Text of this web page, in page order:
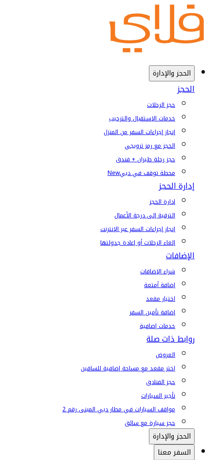
الحجز والإدارة
الحجز
حجز الرحلات
خدمات الإستقبال والترحيب
إنجاز إجراءات السفر من المنزل
الحجز مع رمز ترويجي
حجز رحلة طيران + فندق
محطة توقف في دبيNew
إدارة الحجز
إدارة الحجز
الترقية إلى درجة الأعمال
إنجاز إجراءات السفر عبر الإنترنت
إلغاء الرحلات أو إعادة جدولتها
الإضافات
شراء الإضافات
إضافة أمتعة
اختيار مقعد
إضافة تأمين السفر
خدمات إضافية
روابط ذات صلة
العروض
اختر مقعد مع مساحة إضافية للساقين
حجز الفنادق
تأجير السيارات
مواقف السيارات في مطار دبي المبنى رقم 2
حجز سيارة مع سائق
الحجز والإدارة
السفر معنا